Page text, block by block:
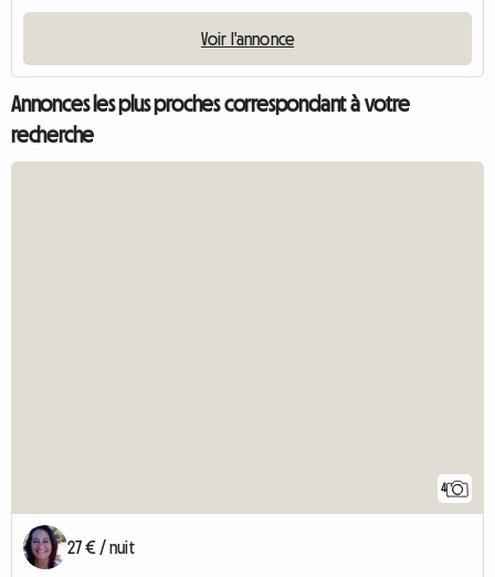
Voir l'annonce
Annonces les plus proches correspondant à votre
recherche
4
27 € / nuit